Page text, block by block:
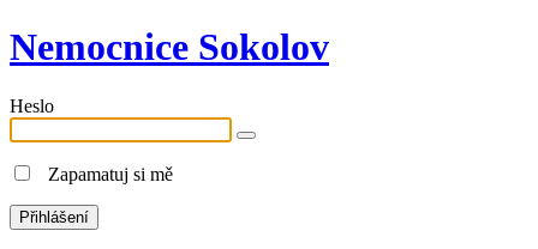
Nemocnice Sokolov
Heslo
Zapamatuj si mě